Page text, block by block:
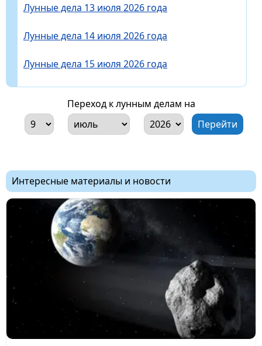
Лунные дела 13 июля 2026 года
Лунные дела 14 июля 2026 года
Лунные дела 15 июля 2026 года
Переход к лунным делам на
Интересные материалы и новости